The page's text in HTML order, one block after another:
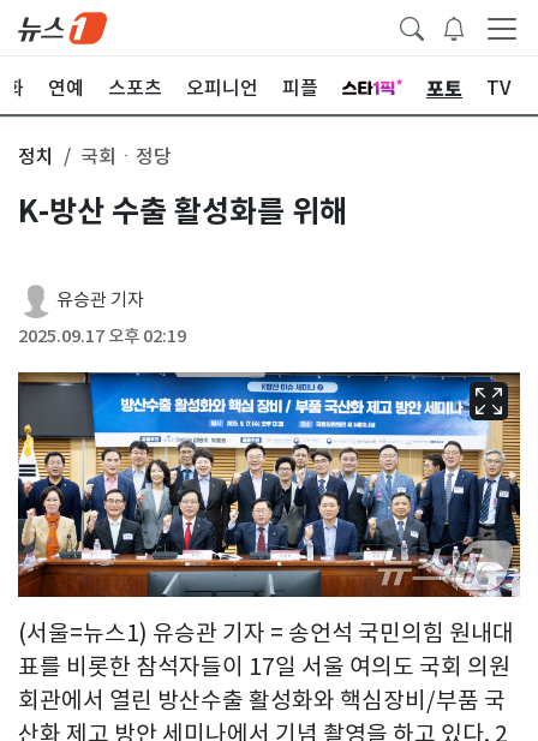
화 연예 스포츠 오피니언 피플 포토 TV
정치 국회ㆍ정당
K-방산 수출 활성화를 위해
유승관 기자
2025.09.17 오후 02:19
(서울=뉴스1) 유승관 기자 = 송언석 국민의힘 원내대
표를 비롯한 참석자들이 17일 서울 여의도 국회 의원
회관에서 열린 방산수출 활성화와 핵심장비/부품 국
산화 제고 방안 세미나에서 기념 촬영을 하고 있다. 2